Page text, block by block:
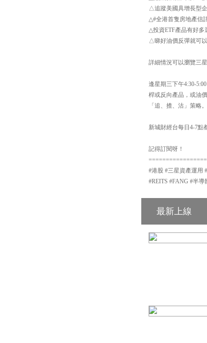
△追蹤美國具增長型
△#全港首隻房地產信
△投資ETF產品有好多
△睇好油價反彈就可以
詳細情況可以瀏覽三
逢星期三下午4:30-
桿或反向產品，或油
「追、揸、沽」策略。
新城財經台每日4-7點
記得訂閱呀！
#港股 #三星資產運用
#REITS #FANG #半
最新上線